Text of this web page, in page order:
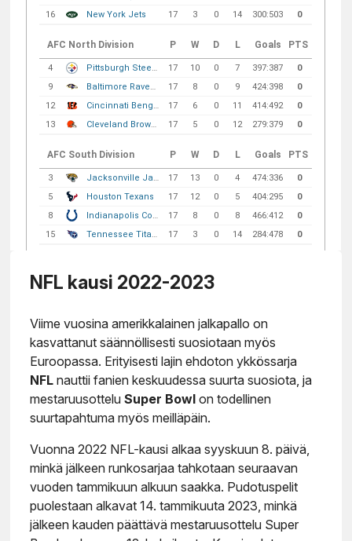
NFL kausi 2022-2023
Viime vuosina amerikkalainen jalkapallo on
kasvattanut säännöllisesti suosiotaan myös
Euroopassa. Erityisesti lajin ehdoton ykkössarja
NFLnauttii fanien keskuudessa suurta suosiota, ja
mestaruusotteluSuper Bowlon todellinen
suurtapahtuma myös meilläpäin.
Vuonna 2022 NFL-kausi alkaa syyskuun 8. päivä,
minkä jälkeen runkosarjaa tahkotaan seuraavan
vuoden tammikuun alkuun saakka. Pudotuspelit
puolestaan alkavat 14. tammikuuta 2023, minkä
jälkeen kauden päättävä mestaruusottelu Super